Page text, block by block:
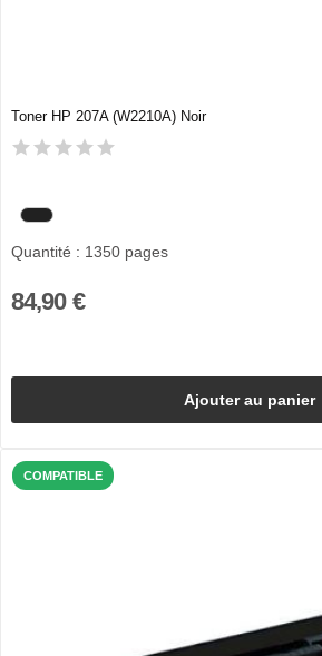
Toner HP 207A (W2210A) Noir
Quantité : 1350 pages
84,90 €
Ajouter au panier
COMPATIBLE